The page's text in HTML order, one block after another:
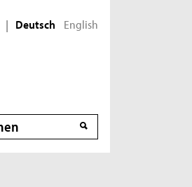
| Deutsch English